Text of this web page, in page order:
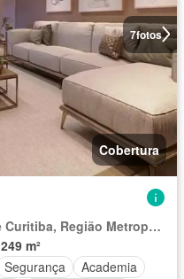
7fotos
Cobertura
Região Geográfica Imediata de Curitiba, Região Metropolitana de Curitiba
249 m²
Segurança
Academia